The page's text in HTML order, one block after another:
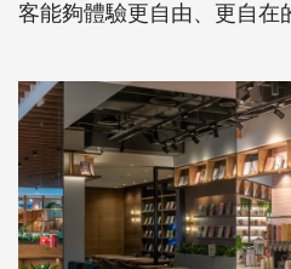
客能夠體驗更自由、更自在